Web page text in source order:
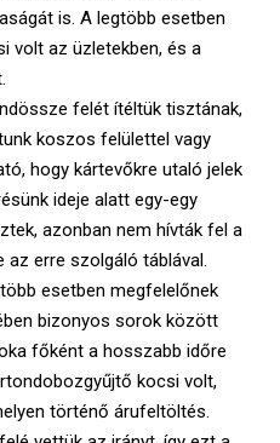
is. A legtöbb esetben
volt az üzletekben, és a
felét ítéltük tisztának,
koszos felülettel vagy
hogy kártevőkre utaló jelek
ideje alatt egy-egy
azonban nem hívták fel a
erre szolgáló táblával.
esetben megfelelőnek
bizonyos sorok között
főként a hosszabb időre
kocsi volt,
történő árufeltöltés.